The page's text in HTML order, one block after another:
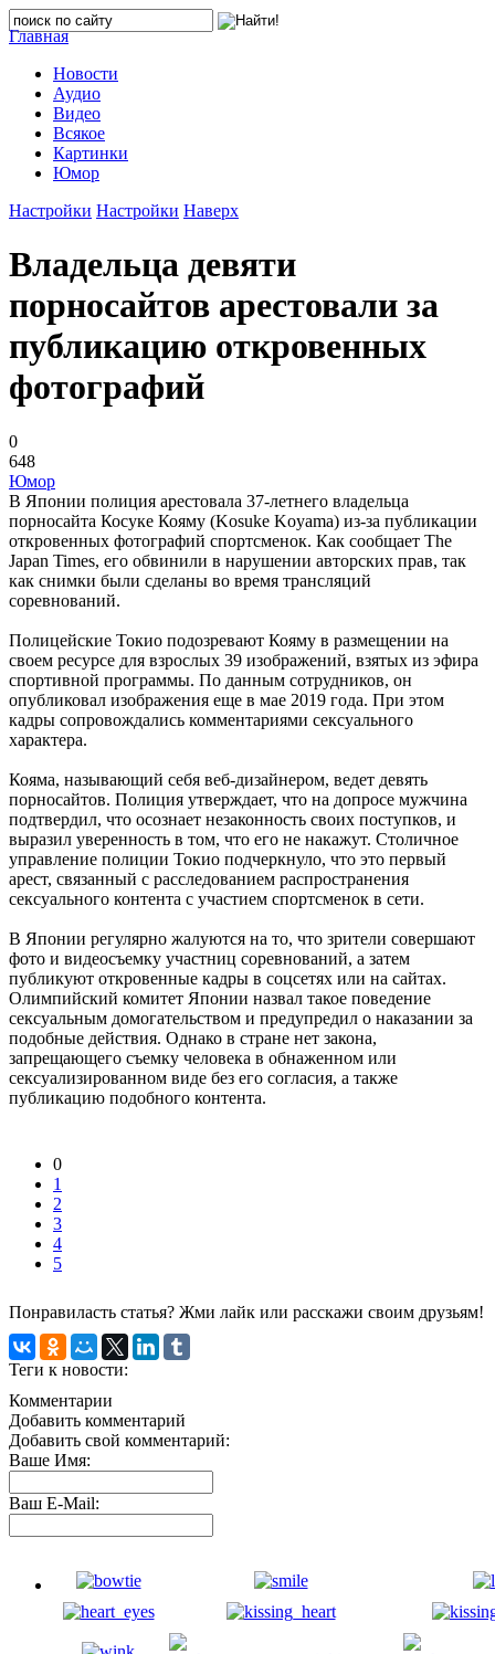
Главная
Новости
Аудио
Видео
Всякое
Картинки
Юмор
Настройки Настройки Наверх
Владельца девяти
порносайтов арестовали за
публикацию откровенных
фотографий
0
648
Юмор
В Японии полиция арестовала 37-летнего владельца
порносайта Косуке Кояму (Kosuke Koyama) из-за публикации
откровенных фотографий спортсменок. Как сообщает The
Japan Times, его обвинили в нарушении авторских прав, так
как снимки были сделаны во время трансляций
соревнований.
Полицейские Токио подозревают Кояму в размещении на
своем ресурсе для взрослых 39 изображений, взятых из эфира
спортивной программы. По данным сотрудников, он
опубликовал изображения еще в мае 2019 года. При этом
кадры сопровождались комментариями сексуального
характера.
Кояма, называющий себя веб-дизайнером, ведет девять
порносайтов. Полиция утверждает, что на допросе мужчина
подтвердил, что осознает незаконность своих поступков, и
выразил уверенность в том, что его не накажут. Столичное
управление полиции Токио подчеркнуло, что это первый
арест, связанный с расследованием распространения
сексуального контента с участием спортсменок в сети.
В Японии регулярно жалуются на то, что зрители совершают
фото и видеосъемку участниц соревнований, а затем
публикуют откровенные кадры в соцсетях или на сайтах.
Олимпийский комитет Японии назвал такое поведение
сексуальным домогательством и предупредил о наказании за
подобные действия. Однако в стране нет закона,
запрещающего съемку человека в обнаженном или
сексуализированном виде без его согласия, а также
публикацию подобного контента.
0
1
2
3
4
5
Понравиласть статья? Жми лайк или расскажи своим друзьям!
Теги к новости:
Комментарии
Добавить комментарий
Добавить свой комментарий:
Ваше Имя:
Ваш E-Mail: